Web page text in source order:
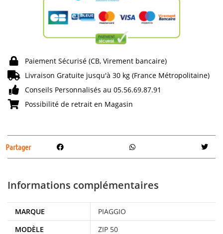
Paiement Sécurisé (CB, Virement bancaire)
Livraison Gratuite jusqu'à 30 kg (France Métropolitaine)
Conseils Personnalisés au 05.56.69.87.91
Possibilité de retrait en Magasin
Partager
Informations complémentaires
MARQUE
PIAGGIO
MODÈLE
ZIP 50